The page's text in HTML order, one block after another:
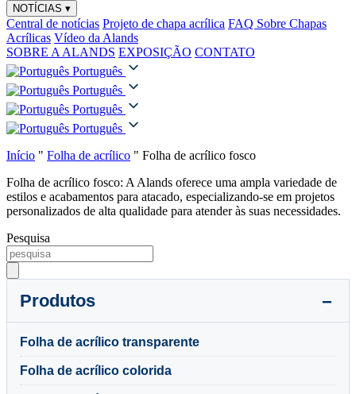
NOTÍCIAS ▾
Central de notícias Projeto de chapa acrílica FAQ Sobre Chapas
Acrílicas Vídeo da Alands
SOBRE A ALANDS EXPOSIÇÃO CONTATO
Português
Português
Português
Português
Início " Folha de acrílico " Folha de acrílico fosco
Folha de acrílico fosco: A Alands oferece uma ampla variedade de
estilos e acabamentos para atacado, especializando-se em projetos
personalizados de alta qualidade para atender às suas necessidades.
Pesquisa
Produtos
Folha de acrílico transparente
Folha de acrílico colorida